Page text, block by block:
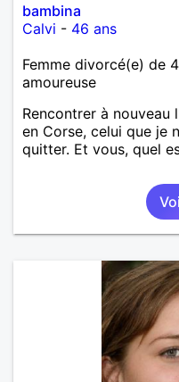
bambina
Calvi - 46 ans
Femme divorcé(e) de
amoureuse
Rencontrer à nouveau
en Corse, celui que je
quitter. Et vous, quel